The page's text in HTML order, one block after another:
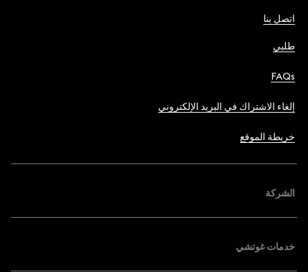
اتصل بنا
طلبي
FAQs
إلغاء الاشتراك في البريد الإلكتروني
خريطة الموقع
الشركة
خدمات غوتشي